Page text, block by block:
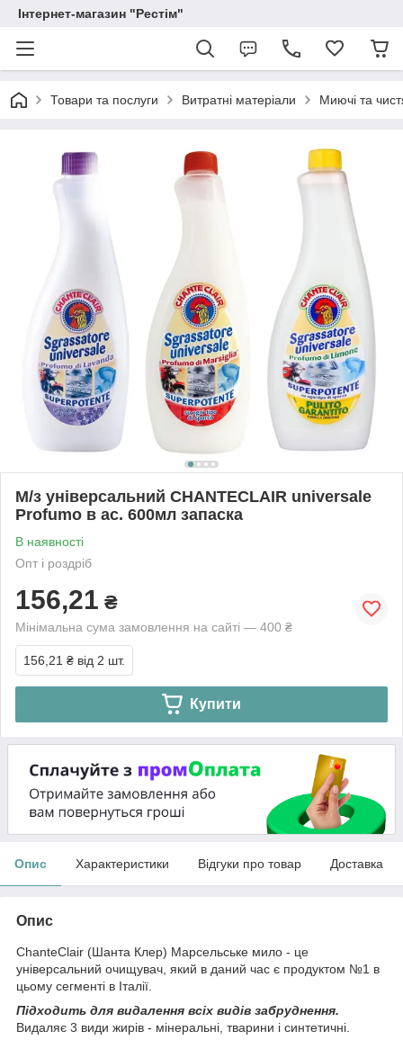
Інтернет-магазин "Рестім"
Товари та послуги Витратні матеріали Миючі та
М/з універсальний CHANTECLAIR universale
Profumo в ас. 600мл запаска
В наявності
Опт і роздріб
156,21 ₴
Мінімальна сума замовлення на сайті — 400 ₴
156,21 ₴ від 2 шт.
Купити
Опис Характеристики Відгуки про товар Доставка
Опис
ChanteClair (Шанта Клер) Марсельське мило - це
універсальний очищувач, який в даний час є продуктом №1 в
цьому сегменті в Італії.
Підходить для видалення всіх видів забруднення.
Видаляє 3 види жирів - мінеральні, тварини і синтетичні.